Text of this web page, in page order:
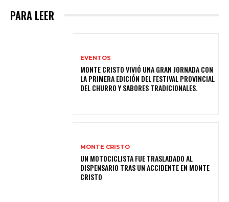
PARA LEER
EVENTOS
MONTE CRISTO VIVIÓ UNA GRAN JORNADA CON
LA PRIMERA EDICIÓN DEL FESTIVAL PROVINCIAL
DEL CHURRO Y SABORES TRADICIONALES.
MONTE CRISTO
UN MOTOCICLISTA FUE TRASLADADO AL
DISPENSARIO TRAS UN ACCIDENTE EN MONTE
CRISTO